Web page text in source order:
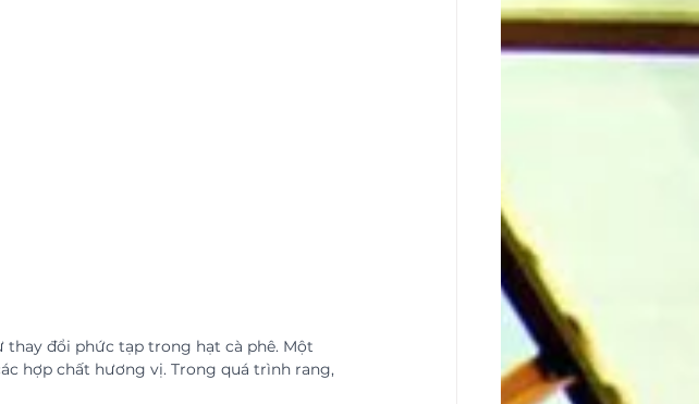
đổi phức tạp trong hạt cà phê. Một
hợp chất hương vị. Trong quá trình rang,